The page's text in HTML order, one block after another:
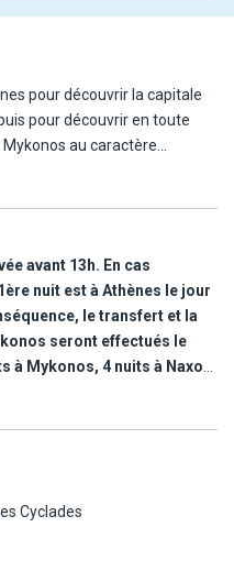
pour découvrir la capitale
pour découvrir en toute
Mykonos au caractère
aux ruelles colorées et ses
Vous passerez 2 nuits à
entre chaque île et depuis
la première nuit est à
maritime pour Mykonos
1 nuit à Athènes, 4 nuits
avant 13h. En cas
nuit est à Athènes le jour
le transfert et la
seront effectués le
à Mykonos, 4 nuits à Naxos,
son charme et sa
escarpées, villages
byzantines,
Paros, Amorgos, Delos
Cyclades